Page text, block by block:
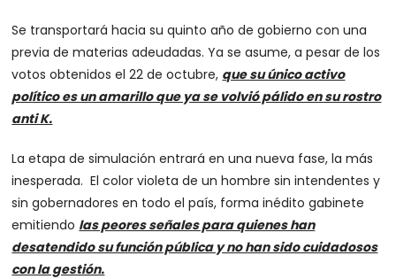
Se transportará hacia su quinto año de gobierno con una
previa de materias adeudadas. Ya se asume, a pesar de los
votos obtenidos el 22 de octubre, que su único activo
político es un amarillo que ya se volvió pálido en su rostro
anti K.
La etapa de simulación entrará en una nueva fase, la más
inesperada. El color violeta de un hombre sin intendentes y
sin gobernadores en todo el país, forma inédito gabinete
emitiendo las peores señales para quienes han
desatendido su función pública y no han sido cuidadosos
con la gestión.